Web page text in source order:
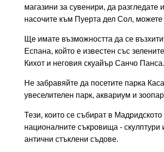
магазини за сувенири, да разгледате
насочите към Пуерта дел Сол, можете
Ще имате възможността да се
Еспана, който е известен със
Кихот и неговия скуайър Санчо Панса.
Не забравяйте да посетите парка
увеселителен парк, аквариум и
Тези, които се събират в
националните съкровища - скулптури
антични стъклени съдове.